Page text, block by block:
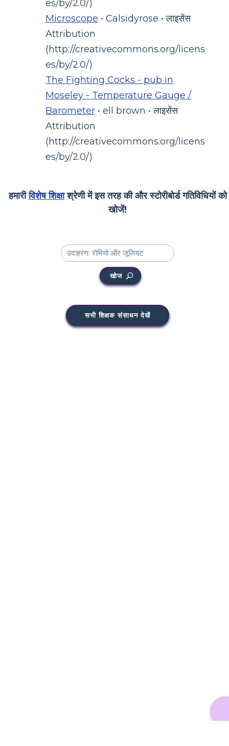
es/by/2.0/)
Microscope • Calsidyrose • लाइसेंस
Attribution
(http://creativecommons.org/licens
es/by/2.0/)
The Fighting Cocks - pub in
Moseley - Temperature Gauge /
Barometer • ell brown • लाइसेंस
Attribution
(http://creativecommons.org/licens
es/by/2.0/)
हमारीविशेष शिक्षाश्रेणी में इस तरह की और स्टोरीबोर्ड गतिविधियों को
खोजें!
खोज
सभी शिक्षक संसाधन देखें